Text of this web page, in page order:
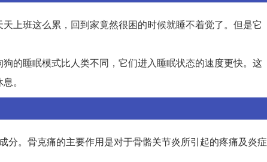
上班这么累，回到家竟然很困的时候就睡不着觉了。但是它
的睡眠模式比人类不同，它们进入睡眠状态的速度更快。这
。
。骨克痛的主要作用是对于骨骼关节炎所引起的疼痛及炎症